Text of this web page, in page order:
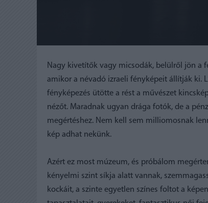
Nagy kivetítők vagy micsodák, belülről jön a
amikor a névadó izraeli fényképeit állítják ki.
fényképezés ütötte a rést a művészet
nézőt. Maradnak ugyan drága fotók, de a
megértéshez. Nem kell sem milliomosnak
kép adhat nekünk.
Azért ez most múzeum, és próbálom
kényelmi szint síkja alatt vannak,
kockáit, a szinte egyetlen színes foltot a